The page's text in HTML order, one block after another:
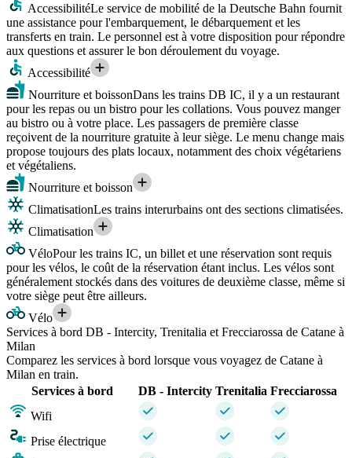
AccessibilitéLe service de mobilité de la Deutsche Bahn fournit
une assistance pour l'embarquement, le débarquement et les
transferts en train. Le personnel est à votre disposition pour répondre
aux questions et assurer le bon déroulement du voyage.
Accessibilité
Nourriture et boissonDans les trains DB IC, il y a un restaurant
pour les repas ou un bistro pour les collations. Vous pouvez manger
au bistro ou à votre place. Les passagers de première classe
reçoivent de la nourriture gratuite à leur siège. Le menu change mais
propose toujours des plats locaux, notamment des choix végétariens
et végétaliens.
Nourriture et boisson
ClimatisationLes trains interurbains ont des sections climatisées.
Climatisation
VéloPour les trains IC, un billet et une réservation sont requis
pour les vélos, le coût de la réservation étant inclus. Les vélos sont
généralement stockés dans des voitures de deuxième classe, même si
votre siège peut être ailleurs.
Vélo
Services à bord DB - Intercity, Trenitalia et Frecciarossa de Catane à
Milan
Comparez les services à bord lorsque vous voyagez de Catane à
Milan en train.
Services à bord
DB - Intercity Trenitalia Frecciarossa
Wifi
Prise électrique